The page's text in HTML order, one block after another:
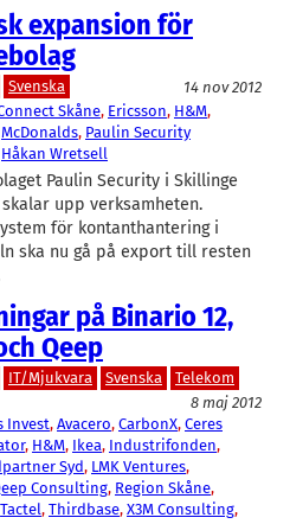
expansion för
Svenska
14 nov 2012
Skåne, Ericsson, H&M
McDonalds, Paulin Security
Håkan Wretsell
Paulin Security i Skillinge
upp verksamheten.
för kontanthantering i
ska nu gå på export till resten
på Binario 12,
Qeep
IT/Mjukvara Svenska
Telekom
8 maj 2012
Invest, Avacero, CarbonX, Ceres
, H&M, Ikea, Industrifonden
Syd, LMK Ventures
Consulting, Region Skåne
Tactel, Thirdbase, X3M Consulting